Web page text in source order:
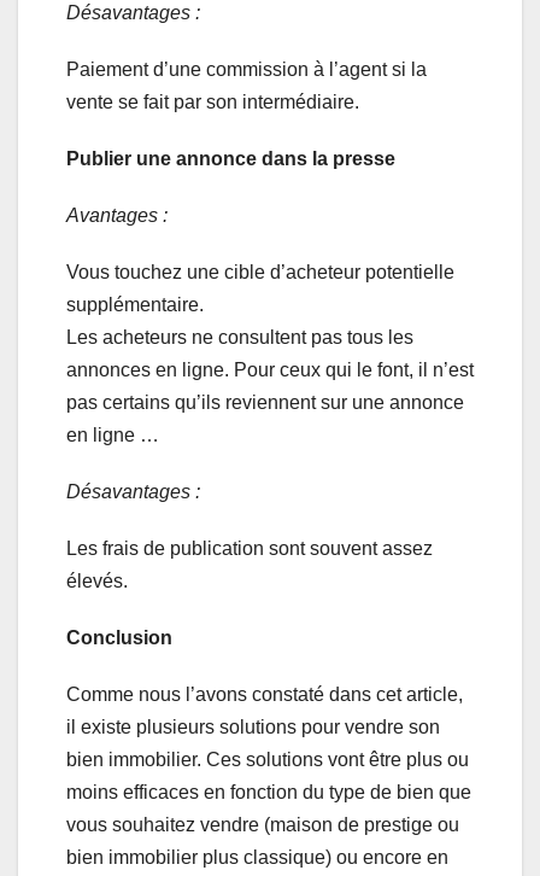
Désavantages :
Paiement d’une commission à l’agent si la
vente se fait par son intermédiaire.
Publier une annonce dans la presse
Avantages :
Vous touchez une cible d’acheteur potentielle
supplémentaire.
Les acheteurs ne consultent pas tous les
annonces en ligne. Pour ceux qui le font, il n’est
pas certains qu’ils reviennent sur une annonce
en ligne …
Désavantages :
Les frais de publication sont souvent assez
élevés.
Conclusion
Comme nous l’avons constaté dans cet article,
il existe plusieurs solutions pour vendre son
bien immobilier. Ces solutions vont être plus ou
moins efficaces en fonction du type de bien que
vous souhaitez vendre (maison de prestige ou
bien immobilier plus classique) ou encore en